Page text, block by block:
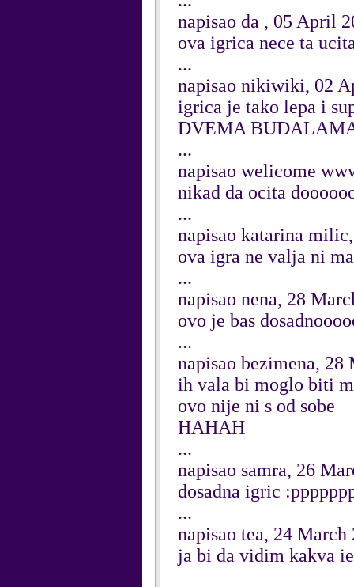
napisao da , 05 April
ova igrica nece ta
...
napisao nikiwiki, 02
igrica je tako lepa i
DVEMA
...
napisao welicome
nikad da ocita
...
napisao katarina
ova igra ne valja ni
...
napisao nena, 28
ovo je bas
...
napisao bezimena, 28
ih vala bi moglo biti
ovo nije ni s od sobe
HAHAH
...
napisao samra, 26
dosadna igric
...
napisao tea, 24 March
ja bi da vidim kakva